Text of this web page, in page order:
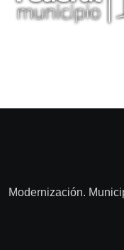
Modernización.